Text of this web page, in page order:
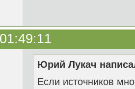
Юрий Лукач
Если источников